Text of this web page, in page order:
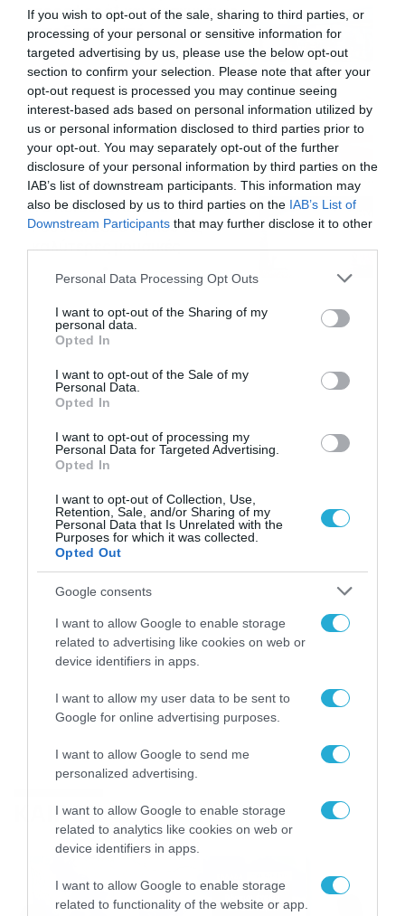
If you wish to opt-out of the sale, sharing to third parties, or
processing of your personal or sensitive information for
targeted advertising by us, please use the below opt-out
section to confirm your selection. Please note that after your
opt-out request is processed you may continue seeing
interest-based ads based on personal information utilized by
us or personal information disclosed to third parties prior to
your opt-out. You may separately opt-out of the further
disclosure of your personal information by third parties on the
IAB’s list of downstream participants. This information may
also be disclosed by us to third parties on the IAB’s List of
Downstream Participants that may further disclose it to other
Please note that this website/app uses one or more Google
not limited to your visit or usage behaviour. You may click to
grant or deny consent to Google and its third-party tags to
use your data for below specified purposes in below Google
consent section.
Personal Data Processing Opt Outs
I want to opt-out of the Sharing of my
personal data.
Opted In
I want to opt-out of the Sale of my
Personal Data.
Opted In
I want to opt-out of processing my
Personal Data for Targeted Advertising.
Opted In
I want to opt-out of Collection, Use,
Retention, Sale, and/or Sharing of my
Personal Data that Is Unrelated with the
Purposes for which it was collected.
Opted Out
Google consents
I want to allow Google to enable storage
related to advertising like cookies on web or
device identifiers in apps.
I want to allow my user data to be sent to
Google for online advertising purposes.
I want to allow Google to send me
personalized advertising.
I want to allow Google to enable storage
related to analytics like cookies on web or
device identifiers in apps.
I want to allow Google to enable storage
related to functionality of the website or app.
προσφορά* και ενισχυμένες
αποδόσεις από
το Pamestoixima.gr
06/08/2026 14:02
Εορτολόγιο 6-8: Ποιοι
γιορτάζουν σήμερα; Χρόνια
Πολλά…
06/08/2026 08:05
Το Release Athens
Festival 2026 άφησε τις
καλύτερες μουσικές
ΚΑΙΡΟΣ